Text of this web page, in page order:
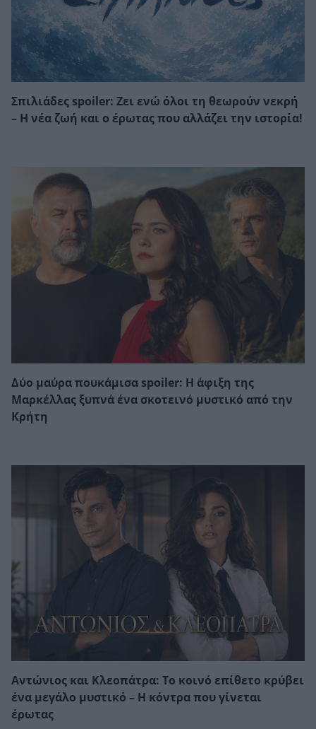
Σπιλιάδες spoiler: Ζει ενώ όλοι τη θεωρούν νεκρή
– Η νέα ζωή και ο έρωτας που αλλάζει την ιστορία!
Δύο μαύρα πουκάμισα spoiler: Η άφιξη της
Μαρκέλλας ξυπνά ένα σκοτεινό μυστικό από την
Κρήτη
Αντώνιος και Κλεοπάτρα: Το κοινό επίθετο κρύβει
ένα μεγάλο μυστικό – Η κόντρα που γίνεται
έρωτας